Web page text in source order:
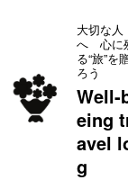
大切な人
へ 心に
る“旅”を
ろう
Well-
eing
avel
g